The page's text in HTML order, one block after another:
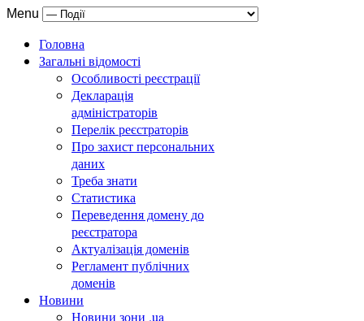
Menu
Головна
Загальні відомості
Особливості реєстрації
Декларація
адміністраторів
Перелік реєстраторів
Про захист персональних
даних
Треба знати
Статистика
Переведення домену до
реєстратора
Актуалізація доменів
Регламент публічних
доменів
Новини
Новини зони .ua